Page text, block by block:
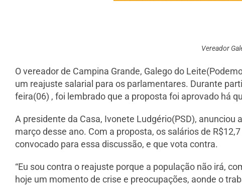
Vereador
O vereador de Campina Grande, Galego do
um reajuste salarial para os parlamentares. Durante
feira(06) , foi lembrado que a proposta foi aprovado há
A presidente da Casa, Ivonete Ludgério(PSD),
março desse ano. Com a proposta, os salários de
convocado para essa discussão, e que vota contra.
“Eu sou contra o reajuste porque a população não irá,
hoje um momento de crise e preocupações, aonde o